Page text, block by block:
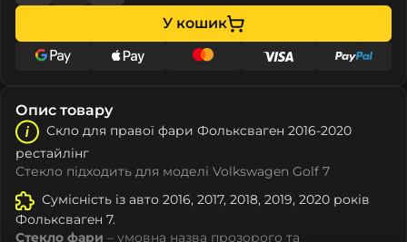
У кошик
Опис товару
Скло для правої фари Фолькcвагeн 2016-2020
рестайлінг
Стекло підходить для моделі Volkswagen Golf 7
Сумісність із авто 2016, 2017, 2018, 2019, 2020 років
Фолькcвагeн 7.
Стекло фари – умовна назва прозорого та